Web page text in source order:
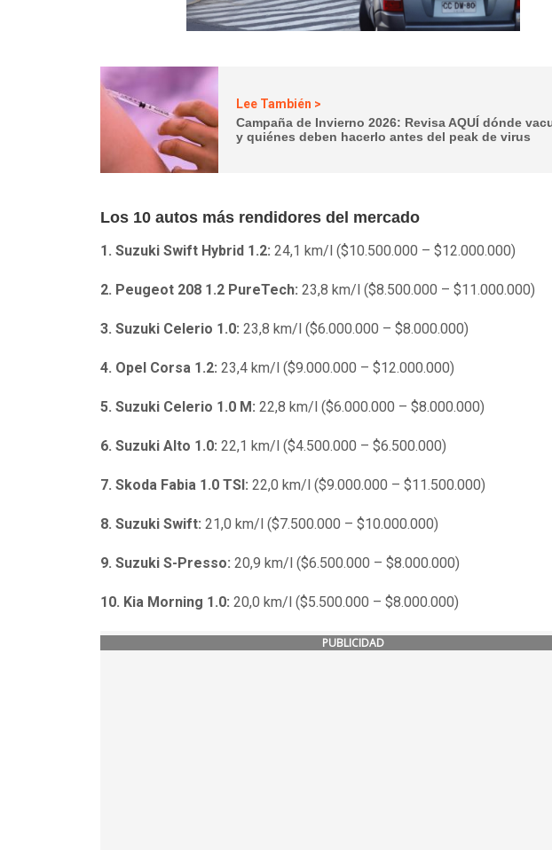
Lee También >
Campaña de Invierno 2026: Revisa AQUÍ dónde
y quiénes deben hacerlo antes del peak de virus
Los 10 autos más rendidores del mercado
1. Suzuki Swift Hybrid 1.2: 24,1 km/l ($10.500.000 – $12.000.000)
2. Peugeot 208 1.2 PureTech: 23,8 km/l ($8.500.000 – $11.000.000)
3. Suzuki Celerio 1.0: 23,8 km/l ($6.000.000 – $8.000.000)
4. Opel Corsa 1.2: 23,4 km/l ($9.000.000 – $12.000.000)
5. Suzuki Celerio 1.0 M: 22,8 km/l ($6.000.000 – $8.000.000)
6. Suzuki Alto 1.0: 22,1 km/l ($4.500.000 – $6.500.000)
7. Skoda Fabia 1.0 TSI: 22,0 km/l ($9.000.000 – $11.500.000)
8. Suzuki Swift: 21,0 km/l ($7.500.000 – $10.000.000)
9. Suzuki S-Presso: 20,9 km/l ($6.500.000 – $8.000.000)
10. Kia Morning 1.0: 20,0 km/l ($5.500.000 – $8.000.000)
PUBLICIDAD